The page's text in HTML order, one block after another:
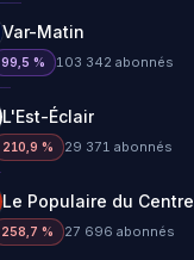
Var-Matin
99,5 % 103 342 abonnés
L'Est-Éclair
210,9 % 29 371 abonnés
Le Populaire du Centre
258,7 % 27 696 abonnés